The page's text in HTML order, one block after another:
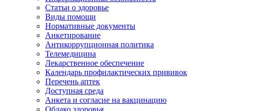
Статьи о здоровье
Виды помощи
Нормативные документы
Анкетирование
Антикоррупционная политика
Телемедицина
Лекарственное обеспечение
Календарь профилактических прививок
Перечень аптек
Доступная среда
Анкета и согласие на вакцинацию
Облако здоровья